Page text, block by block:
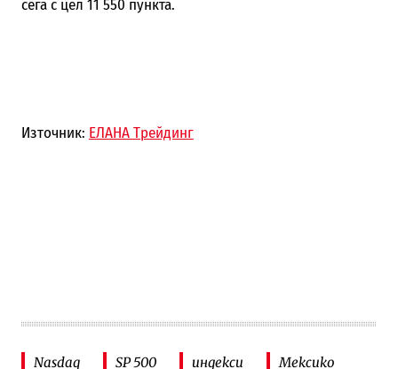
сега с цел 11 550 пункта.
Източник: ЕЛАНА Трейдинг
Nasdaq SP 500 индекси Мексико